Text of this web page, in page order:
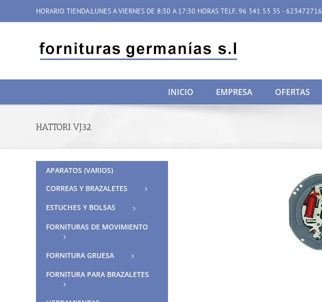
contenido
HORARIO TIENDA:LUNES A VIERNES DE 8:30 A 17:30 HORAS TELF. 96 341 53 35 - 623472716
INICIO EMPRESA OFERTAS
HATTORI VJ32
APARATOS (VARIOS)
CORREAS Y BRAZALETES
ESTUCHES Y BOLSAS
FORNITURAS DE MOVIMIENTO
FORNITURA GRUESA
FORNITURA PARA BRAZALETES